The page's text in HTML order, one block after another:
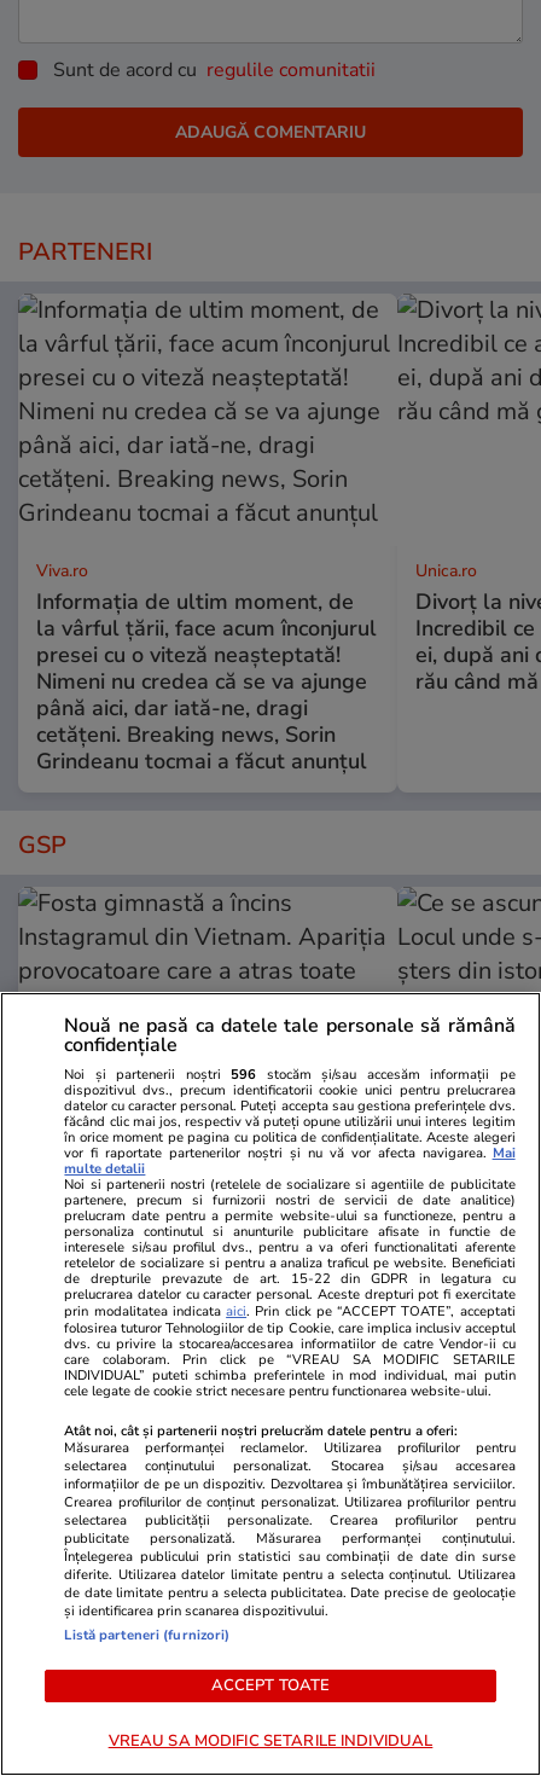
Sunt de acord cu regulile comunitatii
PARTENERI
Viva.ro
Informația de ultim moment, de
la vârful țării, face acum înconjurul
presei cu o viteză neașteptată!
Nimeni nu credea că se va ajunge
până aici, dar iată-ne, dragi
cetățeni. Breaking news, Sorin
Grindeanu tocmai a făcut anunțul
Unica.ro
Divorț la
Incredibil
ei, după ani
rău când
GSP
GSP.RO
Fosta gimnastă a încins
Instagramul din Vietnam. Apariția
provocatoare care a atras toate
privirile
GSP.RO
Ce se
Locul unde
șters din
de ani, cu
PARTENERI
Libertateapentrufemei.ro
Ca la Bollywood! Cum s-a
îmbrăcat Prima Doamnă a
Avantaje.ro
Ea - 52, el -
s-au
Nouă ne pasă ca datele tale personale să rămână
confidențiale
Noi și partenerii noștri 596 stocăm și/sau accesăm informații pe
dispozitivul dvs., precum identificatorii cookie unici pentru prelucrarea
datelor cu caracter personal. Puteți accepta sau gestiona preferințele dvs.
făcând clic mai jos, respectiv vă puteți opune utilizării unui interes legitim
în orice moment pe pagina cu politica de confidențialitate. Aceste alegeri
vor fi raportate partenerilor noștri și nu vă vor afecta navigarea. Mai
multe detalii
Noi si partenerii nostri (retelele de socializare si agentiile de publicitate
partenere, precum si furnizorii nostri de servicii de date analitice)
prelucram date pentru a permite website-ului sa functioneze, pentru a
personaliza continutul si anunturile publicitare afisate in functie de
interesele si/sau profilul dvs., pentru a va oferi functionalitati aferente
retelelor de socializare si pentru a analiza traficul pe website. Beneficiati
de drepturile prevazute de art. 15-22 din GDPR in legatura cu
prelucrarea datelor cu caracter personal. Aceste drepturi pot fi exercitate
prin modalitatea indicataaici. Prin click pe “ACCEPT TOATE”, acceptati
folosirea tuturor Tehnologiilor de tip Cookie, care implica inclusiv acceptul
dvs. cu privire la stocarea/accesarea informatiilor de catre Vendor-ii cu
care colaboram. Prin click pe “VREAU SA MODIFIC SETARILE
INDIVIDUAL” puteti schimba preferintele in mod individual, mai putin
cele legate de cookie strict necesare pentru functionarea website-ului.
Atât noi, cât și partenerii noștri prelucrăm datele pentru a oferi:
Măsurarea performanței reclamelor. Utilizarea profilurilor pentru
selectarea conținutului personalizat. Stocarea și/sau accesarea
informațiilor de pe un dispozitiv. Dezvoltarea și îmbunătățirea serviciilor.
Crearea profilurilor de conținut personalizat. Utilizarea profilurilor pentru
selectarea publicității personalizate. Crearea profilurilor pentru
publicitate personalizată. Măsurarea performanței conținutului.
Înțelegerea publicului prin statistici sau combinații de date din surse
diferite. Utilizarea datelor limitate pentru a selecta conținutul. Utilizarea
de date limitate pentru a selecta publicitatea. Date precise de geolocație
și identificarea prin scanarea dispozitivului.
Listă parteneri (furnizori)
ACCEPT TOATE
VREAU SA MODIFIC SETARILE INDIVIDUAL